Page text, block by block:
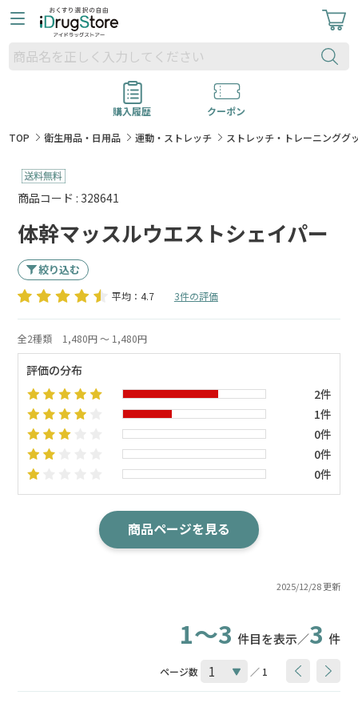
購入履歴
クーポン
TOP
衛生用品・日用品 運動・ストレッチ ストレッチ・トレーニンググ
商品コード : 328641
体幹マッスルウエストシェイパー
絞り込む
平均：4.7 3件の評価
2025/12/28 更新
全2種類 1,480円 ～ 1,480円
評価の分布
2件
1件
0件
0件
0件
商品ページを見る
1～3 件目を表示／3 件
ページ数 ／ 1